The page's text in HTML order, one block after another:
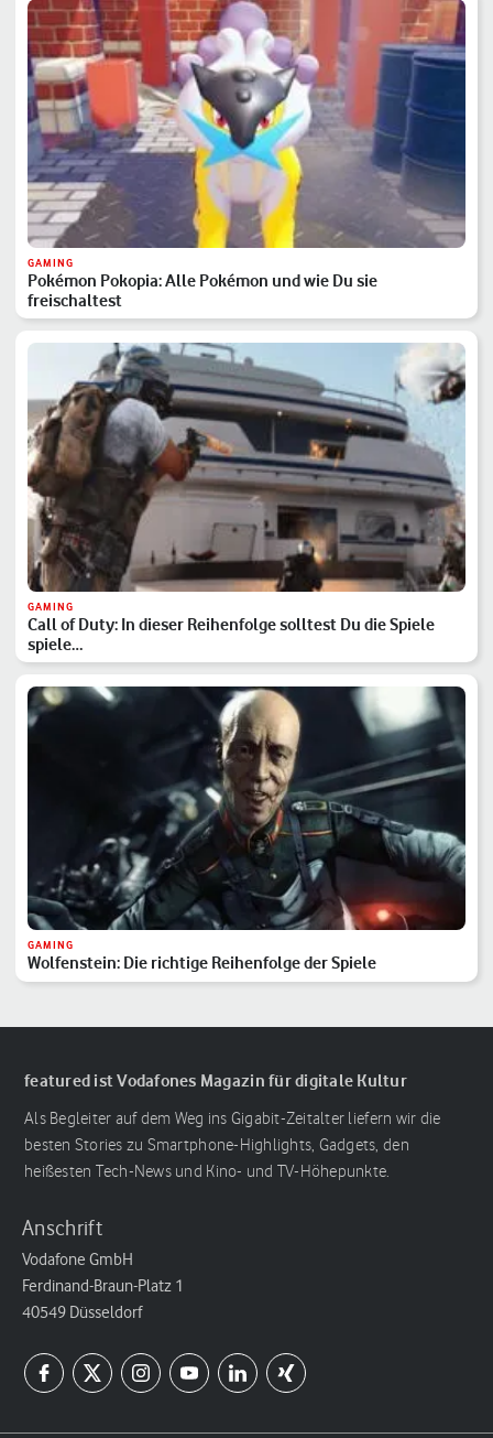
GAMING
Pokémon Pokopia: Alle Pokémon und wie Du sie
freischaltest
GAMING
Call of Duty: In dieser Reihenfolge solltest Du die Spiele
spiele…
GAMING
Wolfenstein: Die richtige Reihenfolge der Spiele
featured ist Vodafones Magazin für digitale Kultur
Als Begleiter auf dem Weg ins Gigabit-Zeitalter liefern wir die
besten Stories zu Smartphone-Highlights, Gadgets, den
heißesten Tech-News und Kino- und TV-Höhepunkte.
Anschrift
Vodafone GmbH
Ferdinand-Braun-Platz 1
40549 Düsseldorf